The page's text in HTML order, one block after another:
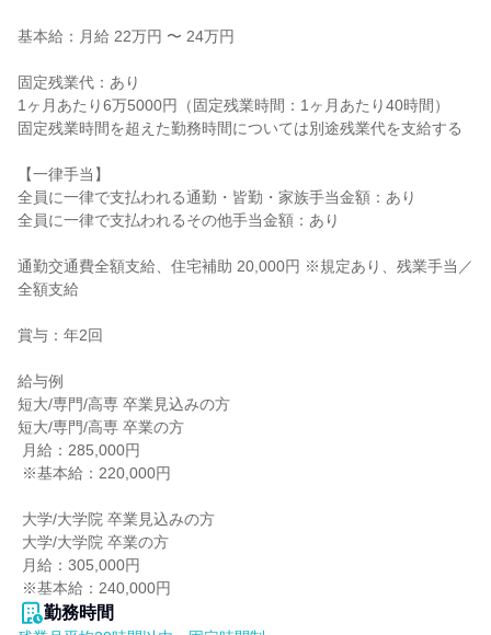
基本給：月給 22万円 〜 24万円
固定残業代：あり
1ヶ月あたり6万5000円（固定残業時間：1ヶ月あたり40時間）
固定残業時間を超えた勤務時間については別途残業代を支給する
【一律手当】
全員に一律で支払われる通勤・皆勤・家族手当金額：あり
全員に一律で支払われるその他手当金額：あり
通勤交通費全額支給、住宅補助 20,000円 ※規定あり、残業手当／
全額支給
賞与：年2回
給与例
短大/専門/高専 卒業見込みの方
短大/専門/高専 卒業の方
※基本給：240,000円
勤務時間